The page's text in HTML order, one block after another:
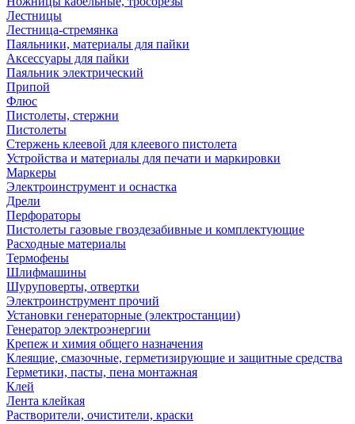
Лестницы
Лестница-стремянка
Паяльники, материалы для пайки
Аксессуары для пайки
Паяльник электрический
Припой
Флюс
Пистолеты, стержни
Пистолеты
Стержень клеевой для клеевого пистолета
Устройства и материалы для печати и маркировки
Маркеры
Электроинструмент и оснастка
Дрели
Перфораторы
Пистолеты газовые гвоздезабивные и комплектующие
Расходные материалы
Термофены
Шлифмашины
Шуруповерты, отвертки
Электроинструмент прочий
Установки генераторные (электростанции)
Генератор электроэнергии
Крепеж и химия общего назначения
Клеящие, смазочные, герметизирующие и защитные средства
Герметики, пасты, пена монтажная
Клей
Лента клейкая
Растворители, очистители, краски